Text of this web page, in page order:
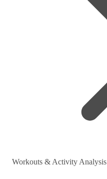
Workouts & Activity Analysis